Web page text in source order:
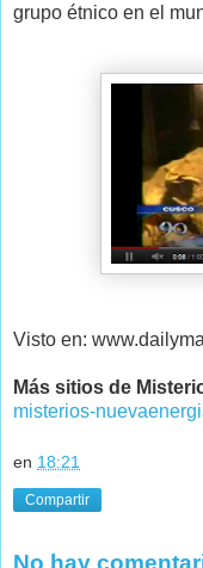
grupo étnico en el
Visto en:
Más sitios de
misterios-
en 18:21
Compartir
No hay